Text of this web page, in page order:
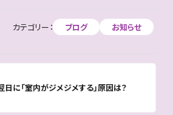
e
o
o
k
o
o
n
l
カテゴリー： ブログ お知らせ
日に「室内がジメジメする」原因は？